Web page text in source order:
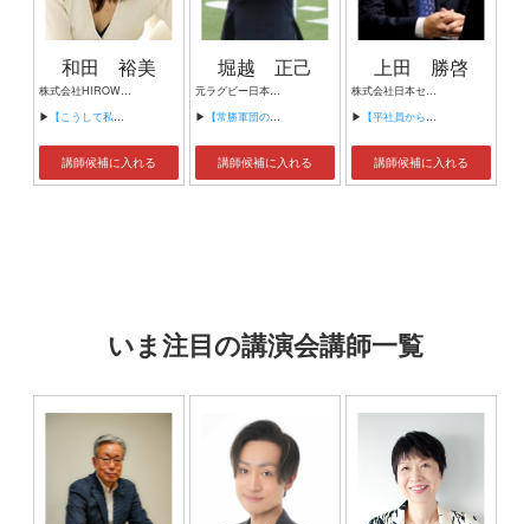
和田 裕美
株式会社HIROWA 代表取締役社長
▶ 【こうして私は世界No.2 セールスウーマンになった】
講師候補に入れる
堀越 正己
元ラグビー日本代表 立正大学ラグビー部監督
▶ 【常勝軍団のチームマネジメント】
講師候補に入れる
上田 勝啓
株式会社日本セーラ 代表取締役
▶ 【平社員から７年で７社の社長・取締役まで出世した最短距離でその他大勢から抜け出す仕事術】
講師候補に入れる
いま注目の講演会講師一覧